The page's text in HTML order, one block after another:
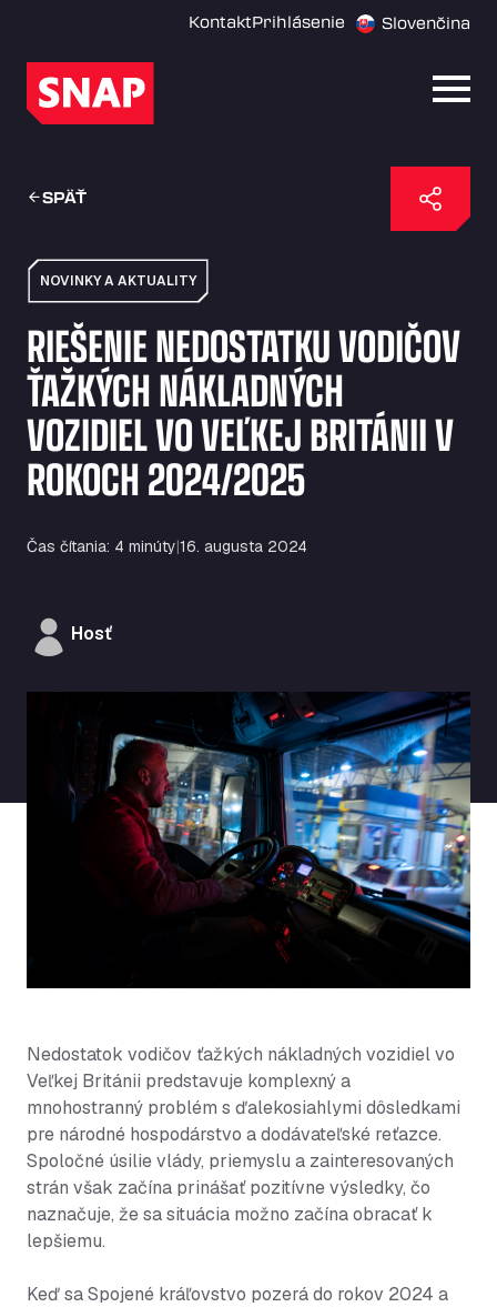
KontaktPrihlásenie Slovenčina
SPÄŤ
NOVINKY A AKTUALITY
RIEŠENIE NEDOSTATKU VODIČOV
ŤAŽKÝCH NÁKLADNÝCH
VOZIDIEL VO VEĽKEJ BRITÁNII V
ROKOCH 2024/2025
Čas čítania: 4 minúty|16. augusta 2024
Hosť
Nedostatok vodičov ťažkých nákladných vozidiel vo
Veľkej Británii predstavuje komplexný a
mnohostranný problém s ďalekosiahlymi dôsledkami
pre národné hospodárstvo a dodávateľské reťazce.
Spoločné úsilie vlády, priemyslu a zainteresovaných
strán však začína prinášať pozitívne výsledky, čo
naznačuje, že sa situácia možno začína obracať k
lepšiemu.
Keď sa Spojené kráľovstvo pozerá do rokov 2024 a